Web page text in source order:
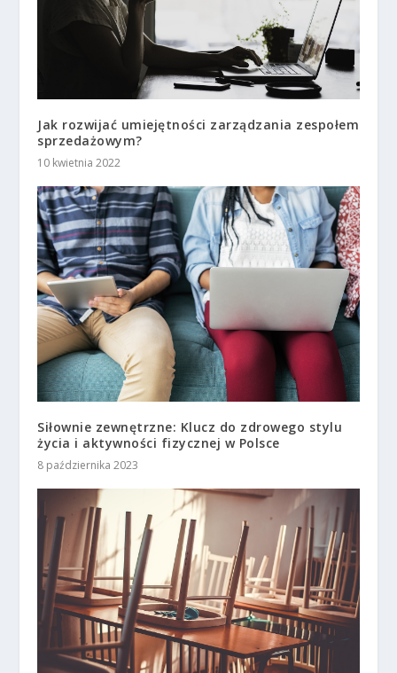
Jak rozwijać umiejętności zarządzania zespołem
sprzedażowym?
10 kwietnia 2022
Siłownie zewnętrzne: Klucz do zdrowego stylu
życia i aktywności fizycznej w Polsce
8 października 2023